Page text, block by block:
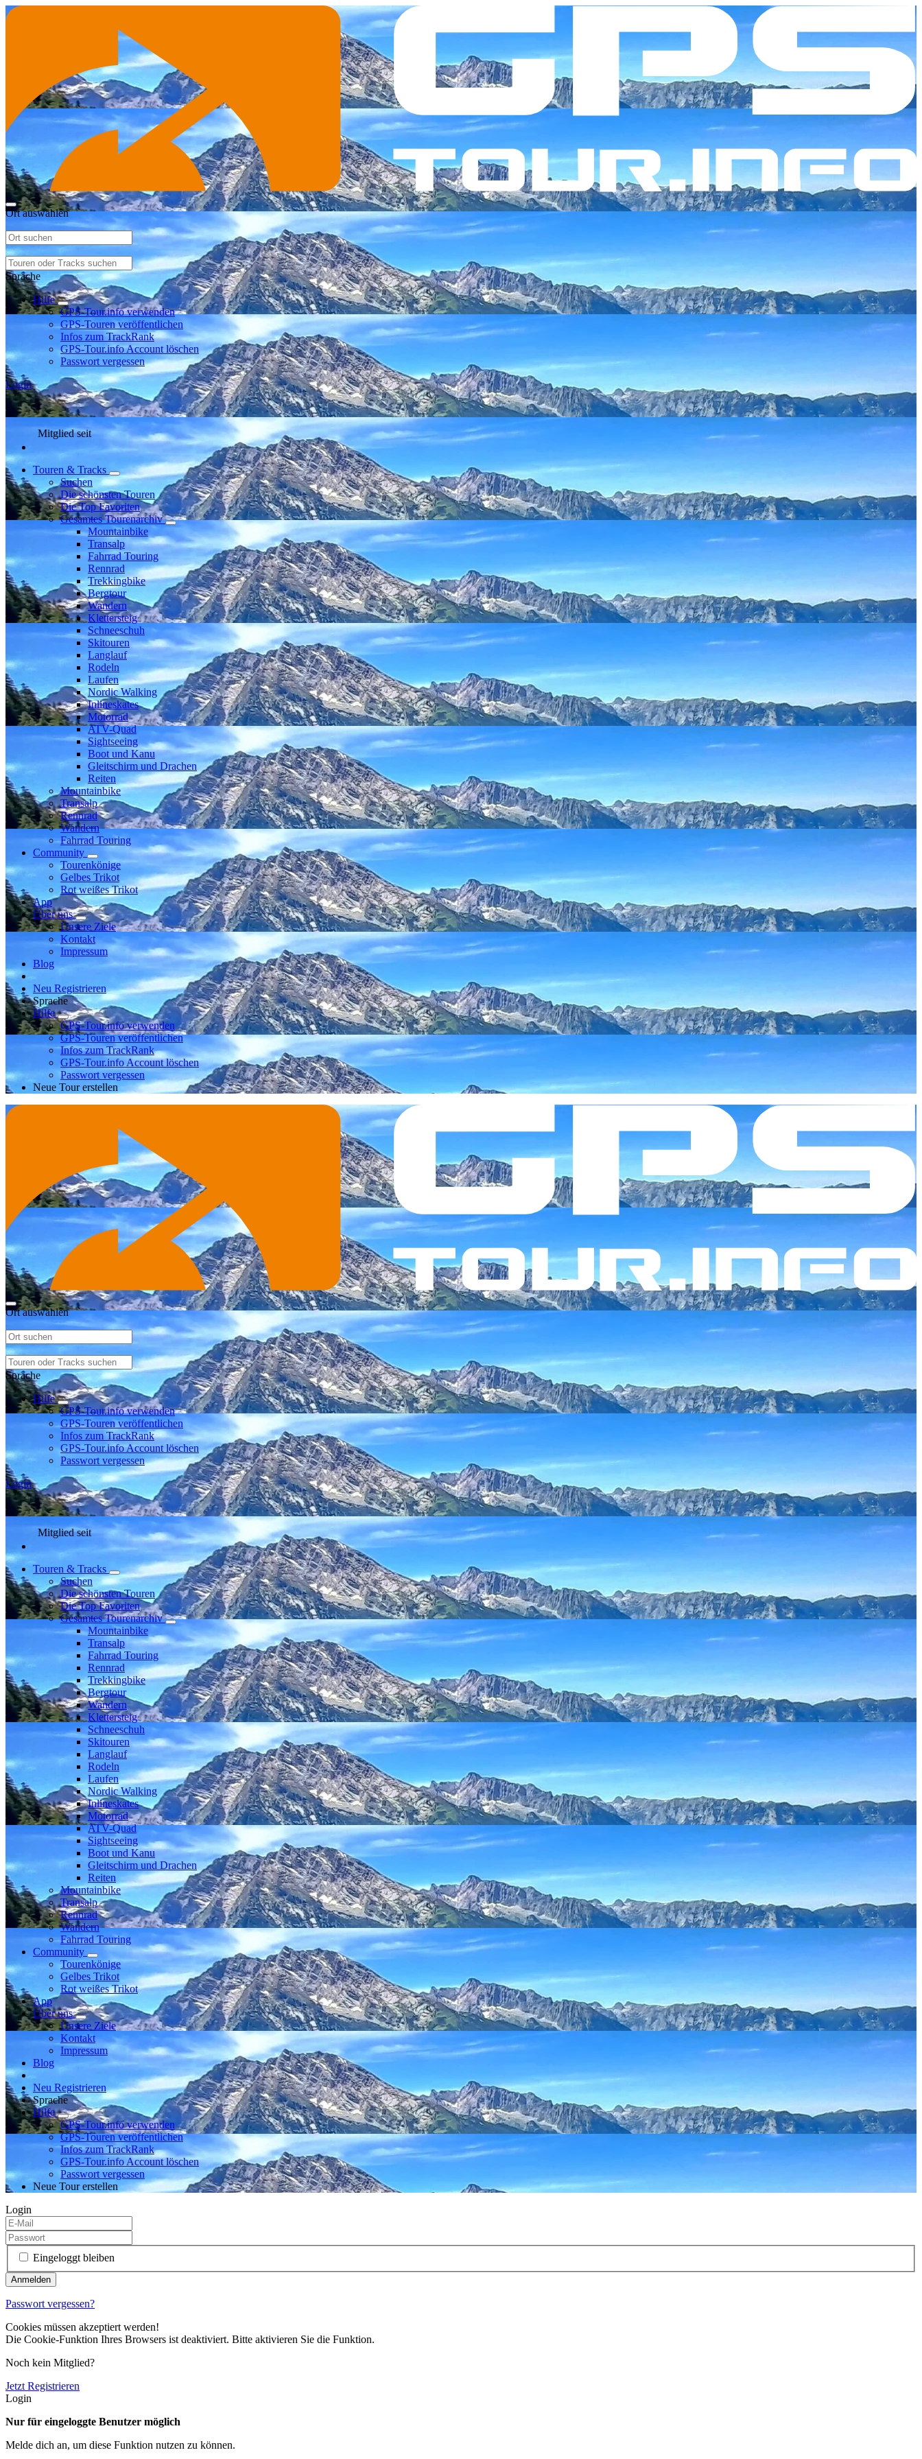
Ort auswählen
Sprache
Hilfe
GPS-Tour.info verwenden
GPS-Touren veröffentlichen
Infos zum TrackRank
GPS-Tour.info Account löschen
Passwort vergessen
Login
Mitglied seit
Touren & Tracks
Suchen
Die schönsten Touren
Die Top Favoriten
Gesamtes Tourenarchiv
Mountainbike
Transalp
Fahrrad Touring
Rennrad
Trekkingbike
Bergtour
Wandern
Klettersteig
Schneeschuh
Skitouren
Langlauf
Rodeln
Laufen
Nordic Walking
Inlineskates
Motorrad
ATV-Quad
Sightseeing
Boot und Kanu
Gleitschirm und Drachen
Reiten
Mountainbike
Transalp
Rennrad
Wandern
Fahrrad Touring
Community
Tourenkönige
Gelbes Trikot
Rot weißes Trikot
App
Über uns
Unsere Ziele
Kontakt
Impressum
Blog
Neu Registrieren
Sprache
Hilfe
GPS-Tour.info verwenden
GPS-Touren veröffentlichen
Infos zum TrackRank
GPS-Tour.info Account löschen
Passwort vergessen
Neue Tour erstellen
Ort auswählen
Sprache
Hilfe
GPS-Tour.info verwenden
GPS-Touren veröffentlichen
Infos zum TrackRank
GPS-Tour.info Account löschen
Passwort vergessen
Login
Mitglied seit
Touren & Tracks
Suchen
Die schönsten Touren
Die Top Favoriten
Gesamtes Tourenarchiv
Mountainbike
Transalp
Fahrrad Touring
Rennrad
Trekkingbike
Bergtour
Wandern
Klettersteig
Schneeschuh
Skitouren
Langlauf
Rodeln
Laufen
Nordic Walking
Inlineskates
Motorrad
ATV-Quad
Sightseeing
Boot und Kanu
Gleitschirm und Drachen
Reiten
Mountainbike
Transalp
Rennrad
Wandern
Fahrrad Touring
Community
Tourenkönige
Gelbes Trikot
Rot weißes Trikot
App
Über uns
Unsere Ziele
Kontakt
Impressum
Blog
Neu Registrieren
Sprache
Hilfe
GPS-Tour.info verwenden
GPS-Touren veröffentlichen
Infos zum TrackRank
GPS-Tour.info Account löschen
Passwort vergessen
Neue Tour erstellen
Login
Eingeloggt bleiben
Passwort vergessen?
Cookies müssen akzeptiert werden!
Die Cookie-Funktion Ihres Browsers ist deaktiviert. Bitte aktivieren Sie die Funktion.
Noch kein Mitglied?
Jetzt Registrieren
Login
Nur für eingeloggte Benutzer möglich
Melde dich an, um diese Funktion nutzen zu können.